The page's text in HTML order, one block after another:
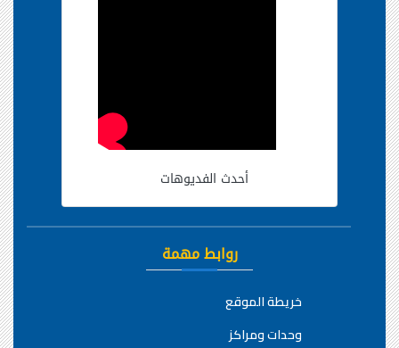
أحدث الفديوهات
روابط مهمة
خريطة الموقع
وحدات ومراكز